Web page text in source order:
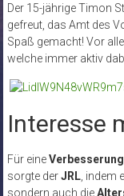
Der 15-jährige Timon
gefreut, das Amt des
Spaß gemacht! Vor
welche immer aktiv
Interesse
Für eine
sorgte derJRL, indem
sondern auch die